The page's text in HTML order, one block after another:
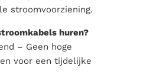
stroomvoorziening.
huren?
– Geen hoge
voor een tijdelijke